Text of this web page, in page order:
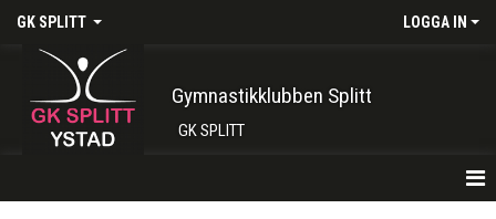
GK SPLITT LOGGA IN
Gymnastikklubben Splitt
GK SPLITT